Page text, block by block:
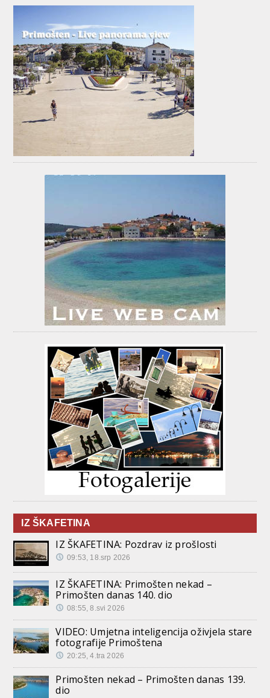
IZ ŠKAFETINA
IZ ŠKAFETINA: Pozdrav iz prošlosti
09:53, 18.srp 2026
IZ ŠKAFETINA: Primošten nekad –
Primošten danas 140. dio
08:55, 8.svi 2026
VIDEO: Umjetna inteligencija oživjela stare
fotografije Primoštena
20:25, 4.tra 2026
Primošten nekad – Primošten danas 139.
dio